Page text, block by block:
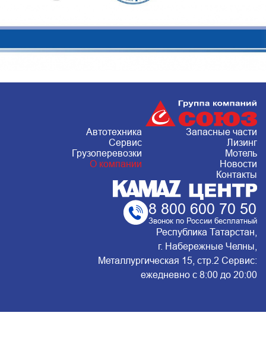
Автотехника
Запасные части
Сервис
Лизинг
Грузоперевозки
Мотель
О компании
Новости
Контакты
8 800 600 70 50
Звонок по России бесплатный
Республика Татарстан,
г. Набережные Челны,
Металлургическая 15, стр.2 Сервис:
ежедневно с 8:00 до 20:00